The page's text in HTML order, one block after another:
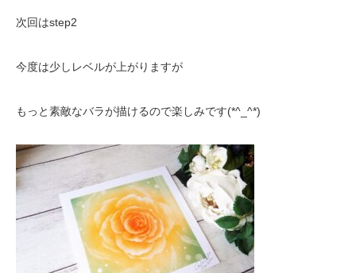
次回はstep2
今度は少しレベルが上がりますが
もっと素敵なバラが描けるので楽しみです(*^_^*)